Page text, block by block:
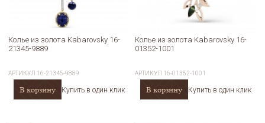
Колье из золота Kabarovsky 16-
21345-9889
АРТИКУЛ 16-21345-9889
В корзину Купить в один клик
Колье из золота Kabarovsky 16-
01352-1001
АРТИКУЛ 16-01352-1001
В корзину Купить в один клик